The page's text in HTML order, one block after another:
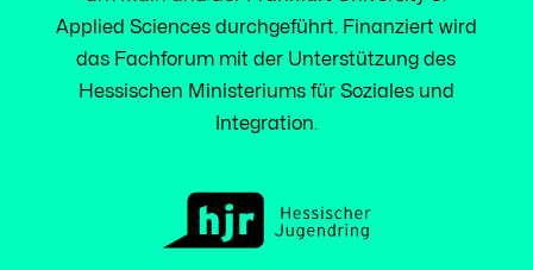
Applied Sciences durchgeführt. Finanziert wird
das Fachforum mit der Unterstützung des
Hessischen Ministeriums für Soziales und
Integration.